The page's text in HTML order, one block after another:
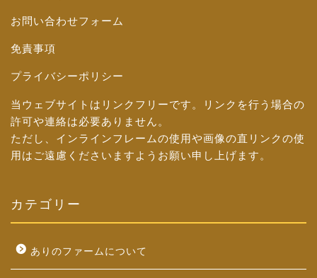
お問い合わせフォーム
免責事項
プライバシーポリシー
当ウェブサイトはリンクフリーです。リンクを行う場合の
許可や連絡は必要ありません。
ただし、インラインフレームの使用や画像の直リンクの使
用はご遠慮くださいますようお願い申し上げます。
カテゴリー
ありのファームについて